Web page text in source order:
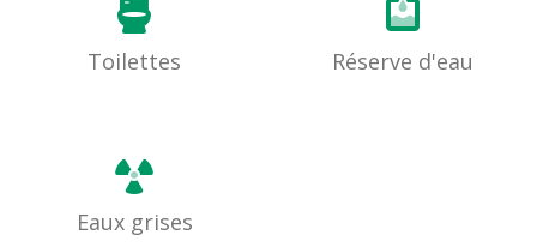
Toilettes Réserve d'eau
Eaux grises